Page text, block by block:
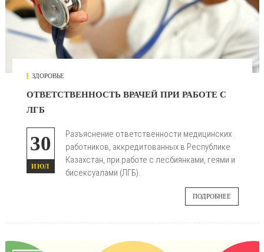
ЗДОРОВЬЕ
ОТВЕТСТВЕННОСТЬ ВРАЧЕЙ ПРИ РАБОТЕ С
ЛГБ
30
ИЮЛ
Разъяснение ответственности медицинских
работников, аккредитованных в Республике
Казахстан, при работе с лесбиянками, геями и
бисексуалами (ЛГБ).
ПОДРОБНЕЕ